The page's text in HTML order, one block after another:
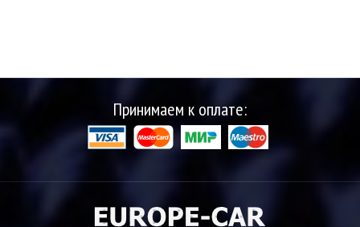
Принимаем к оплате: